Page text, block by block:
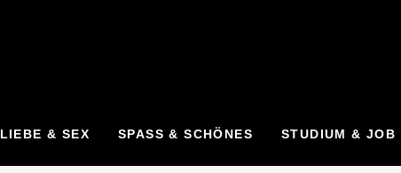
LIEBE & SEX SPASS & SCHÖNES STUDIUM & JOB